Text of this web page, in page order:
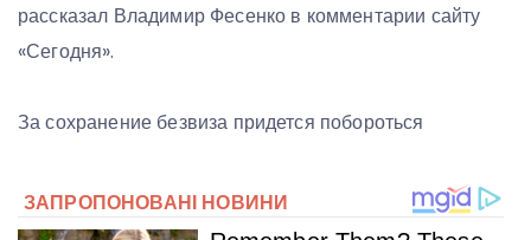
рассказал Владимир Фесенко в комментарии сайту
«Сегодня».
За сохранение безвиза придется побороться